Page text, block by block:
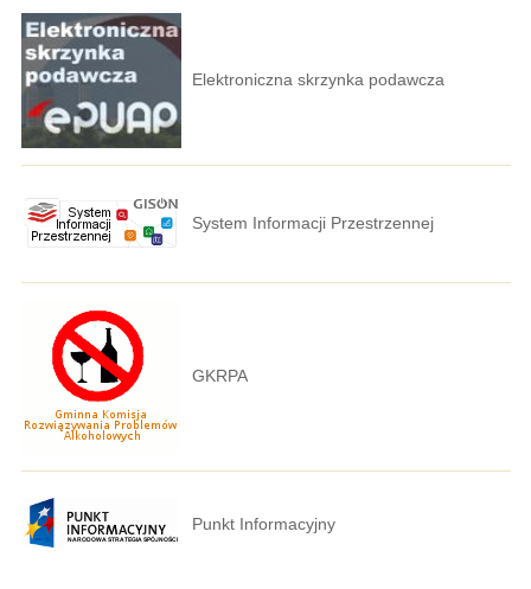
Elektroniczna skrzynka podawcza
System Informacji Przestrzennej
GKRPA
Punkt Informacyjny